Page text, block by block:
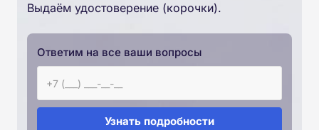
Выдаём удостоверение (корочки).
Ответим на все ваши вопросы
Узнать подробности